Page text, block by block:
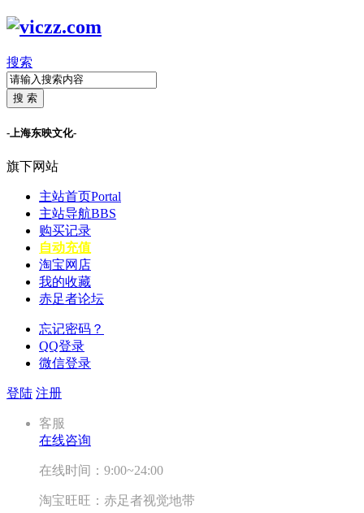
搜索
搜 索
-上海东映文化-
旗下网站
主站首页Portal
主站导航BBS
购买记录
自动充值
淘宝网店
我的收藏
赤足者论坛
忘记密码？
QQ登录
微信登录
登陆 注册
客服
在线咨询
在线时间：9:00~24:00
淘宝旺旺：赤足者视觉地带